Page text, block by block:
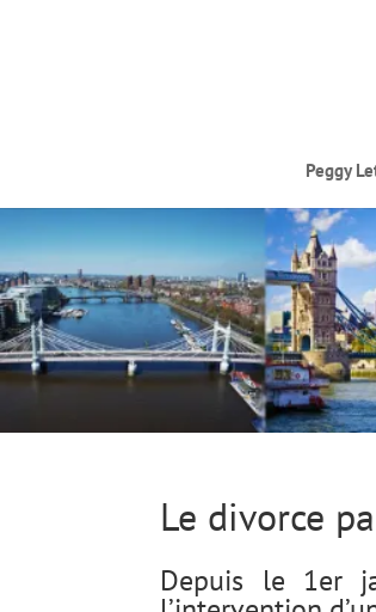
Peggy
Le divorce
Depuis le 1er